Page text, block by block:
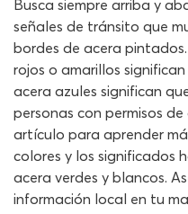
Busca siempre arriba y
señales de tránsito que
bordes de acera
rojos o amarillos
acera azules significan
personas con permisos
artículo para aprender
colores y los significados
acera verdes y blancos.
información local en tu